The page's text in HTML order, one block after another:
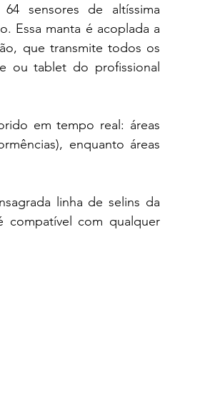
sensores de altíssima
Essa manta é acoplada a
que transmite todos os
ou tablet do profissional
em tempo real: áreas
enquanto áreas
linha de selins da
compatível com qualquer